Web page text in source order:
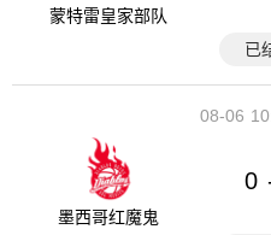
蒙特雷皇家部队
已
08-06
墨西哥红魔鬼
0